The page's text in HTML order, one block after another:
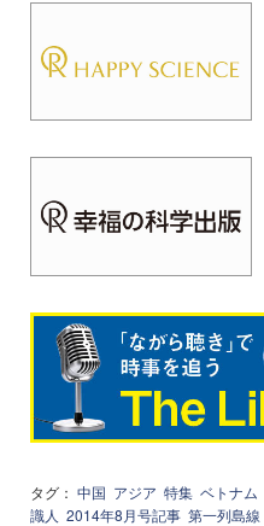
タグ： 中国 アジア 特集 ベトナム
識人 2014年8月号記事 第一列島線